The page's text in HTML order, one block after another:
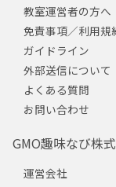
教室運営者の方へ
免責事項／利用規
ガイドライン
外部送信について
よくある質問
お問い合わせ
GMO趣味なび株
運営会社